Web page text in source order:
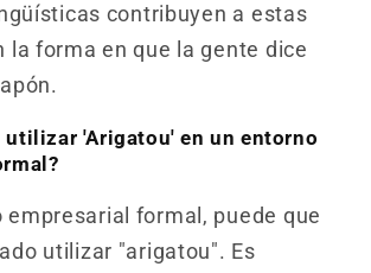
contribuyen a estas
la forma en que la gente dice
utilizar 'Arigatou' en un entorno
empresarial formal, puede que
utilizar "arigatou". Es